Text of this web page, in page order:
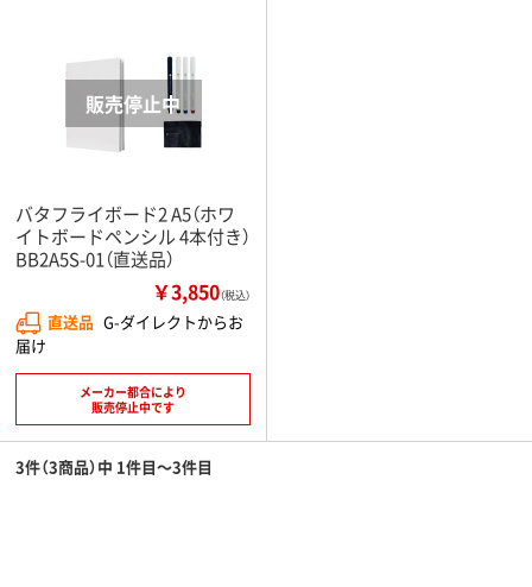
バタフライボード2 A5（ホワ
イトボードペンシル 4本付き）
BB2A5S-01（直送品）
￥3,850（税込）
直送品 G-ダイレクトからお
届け
メーカー都合により
販売停止中です
3件（3商品）中 1件目～3件目